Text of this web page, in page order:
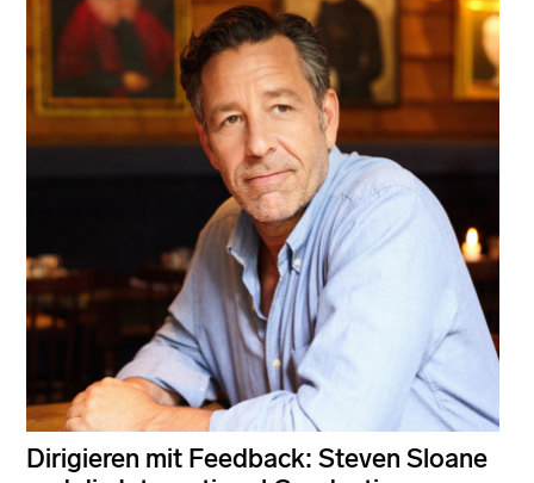
Dirigieren mit Feedback: Steven Sloane